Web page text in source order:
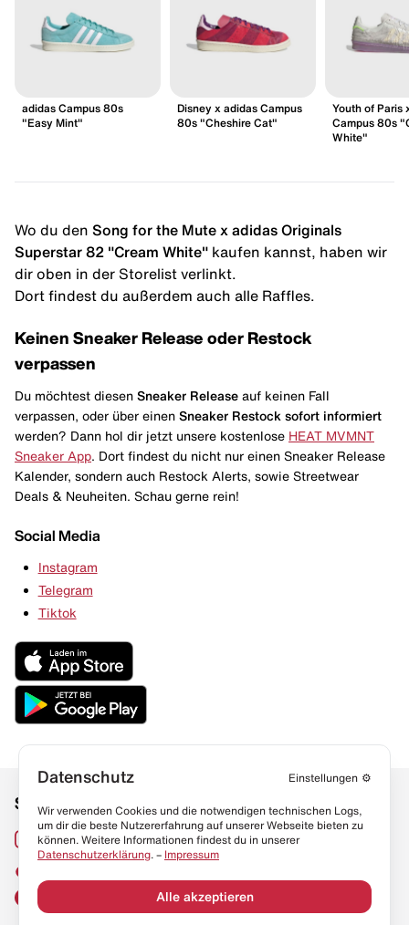
adidas Campus 80s
"Easy Mint"
Disney x adidas Campus
80s "Cheshire Cat"
Youth of Paris
Campus 80s
White"
Wo du den Song for the Mute x adidas Originals
Superstar 82 "Cream White" kaufen kannst, haben wir
dir oben in der Storelist verlinkt.
Dort findest du außerdem auch alle Raffles.
Keinen Sneaker Release oder Restock
verpassen
Du möchtest diesen Sneaker Release auf keinen Fall
verpassen, oder über einen Sneaker Restock sofort informiert
werden? Dann hol dir jetzt unsere kostenlose HEAT MVMNT
Sneaker App . Dort findest du nicht nur einen Sneaker Release
Kalender, sondern auch Restock Alerts, sowie Streetwear
Deals & Neuheiten. Schau gerne rein!
Social Media
Instagram
Telegram
Tiktok
Social Media
Instagram
Links
Sneaker Lexikon
Resell Guide
Datenschutz
Datenschutz Einstellungen ⚙️
Wir verwenden Cookies und die notwendigen technischen Logs,
um dir die beste Nutzererfahrung auf unserer Webseite bieten zu
können. Weitere Informationen findest du in unserer
Datenschutzerklärung. – Impressum
Alle akzeptieren